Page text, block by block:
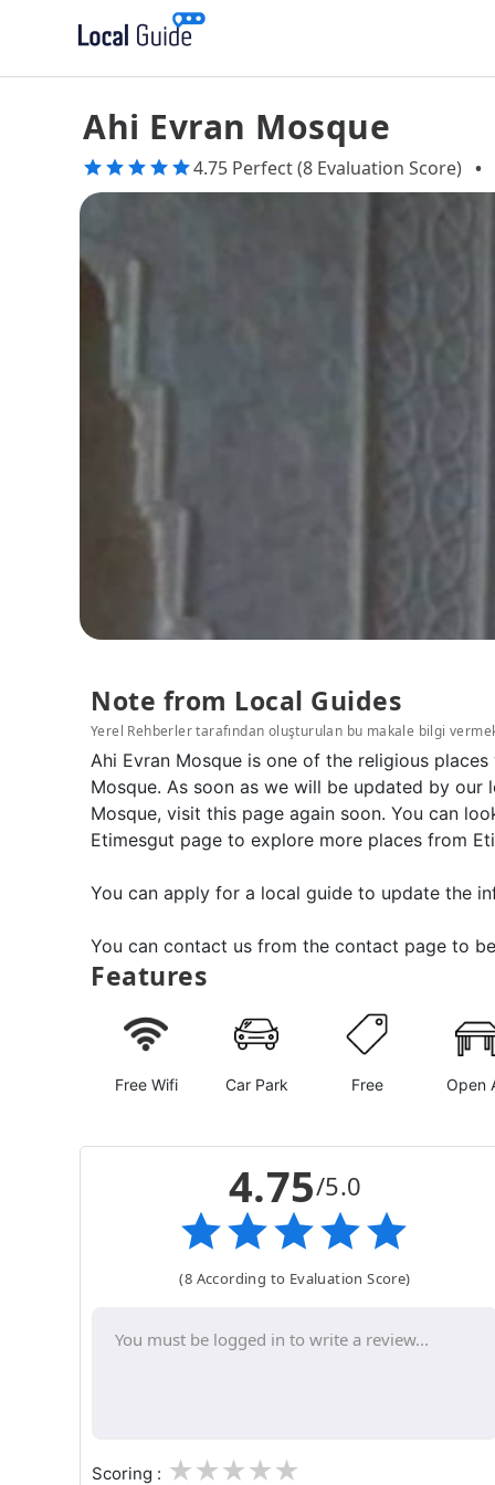
Ahi Evran Mosque
4.75 Perfect (8 Evaluation Score) •
Note from Local Guides
Yerel Rehberler tarafından oluşturulan bu makale bilgi
Ahi Evran Mosque is one of the religious
Mosque. As soon as we will be updated by
Mosque, visit this page again soon. You can
Etimesgut page to explore more places from
You can apply for a local guide to update the
You can contact us from the contact page to
Features
Free Wifi Car Park Free Open
4.75/5.0
(8 According to Evaluation Score)
Scoring : 3
2
1